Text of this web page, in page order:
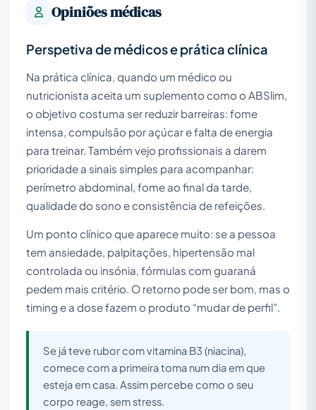
Opiniões médicas
Perspetiva de médicos e prática clínica
Na prática clínica, quando um médico ou
nutricionista aceita um suplemento como o ABSlim,
o objetivo costuma ser reduzir barreiras: fome
intensa, compulsão por açúcar e falta de energia
para treinar. Também vejo profissionais a darem
prioridade a sinais simples para acompanhar:
perímetro abdominal, fome ao final da tarde,
qualidade do sono e consistência de refeições.
Um ponto clínico que aparece muito: se a pessoa
tem ansiedade, palpitações, hipertensão mal
controlada ou insónia, fórmulas com guaraná
pedem mais critério. O retorno pode ser bom, mas o
timing e a dose fazem o produto “mudar de perfil”.
Se já teve rubor com vitamina B3 (niacina),
comece com a primeira toma num dia em que
esteja em casa. Assim percebe como o seu
corpo reage, sem stress.